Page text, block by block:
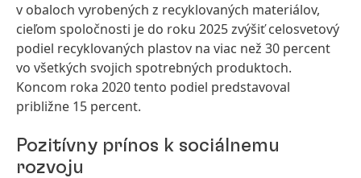
v obaloch vyrobených z recyklovaných materiálov,
cieľom spoločnosti je do roku 2025 zvýšiť celosvetový
podiel recyklovaných plastov na viac než 30 percent
vo všetkých svojich spotrebných produktoch.
Koncom roka 2020 tento podiel predstavoval
približne 15 percent.
Pozitívny prínos k sociálnemu
rozvoju